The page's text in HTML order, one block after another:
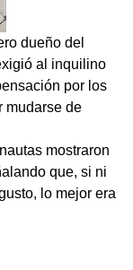
dueño del
al inquilino
por los
mudarse de
mostraron
que, si ni
lo mejor era